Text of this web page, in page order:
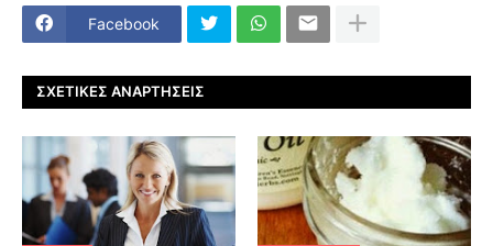
Facebook
ΣΧΕΤΙΚΈΣ ΑΝΑΡΤΉΣΕΙΣ